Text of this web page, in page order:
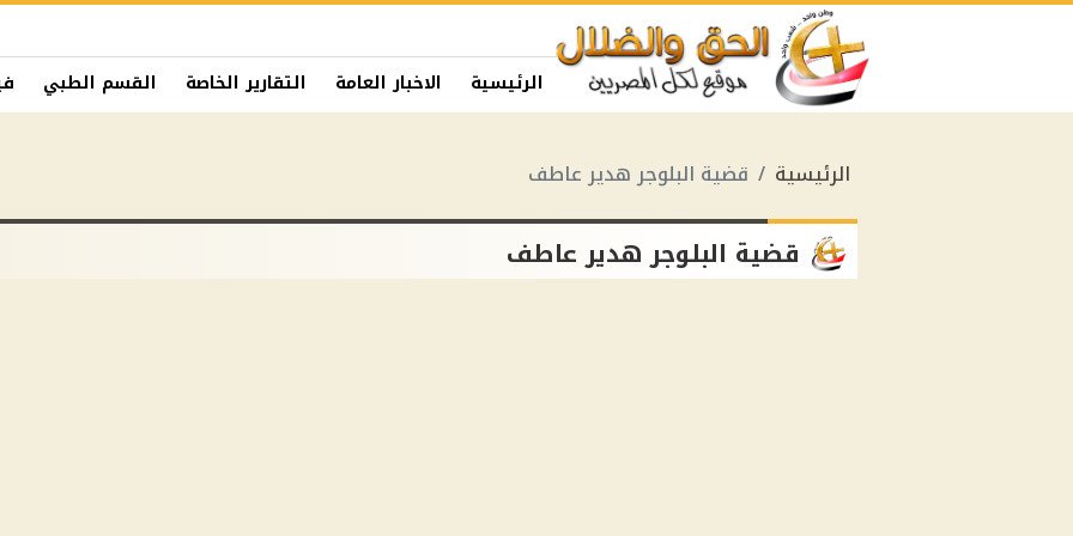
الرئيسية الاخبار العامة التقارير الخاصة القسم الطبي
الرئيسية قضية البلوجر هدير عاطف
قضية البلوجر هدير عاطف